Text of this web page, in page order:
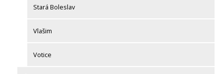
Stará Boleslav
Vlašim
Votice